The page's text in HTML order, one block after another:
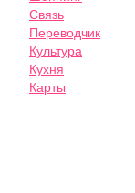
Связь
Переводчик
Культура
Кухня
Карты